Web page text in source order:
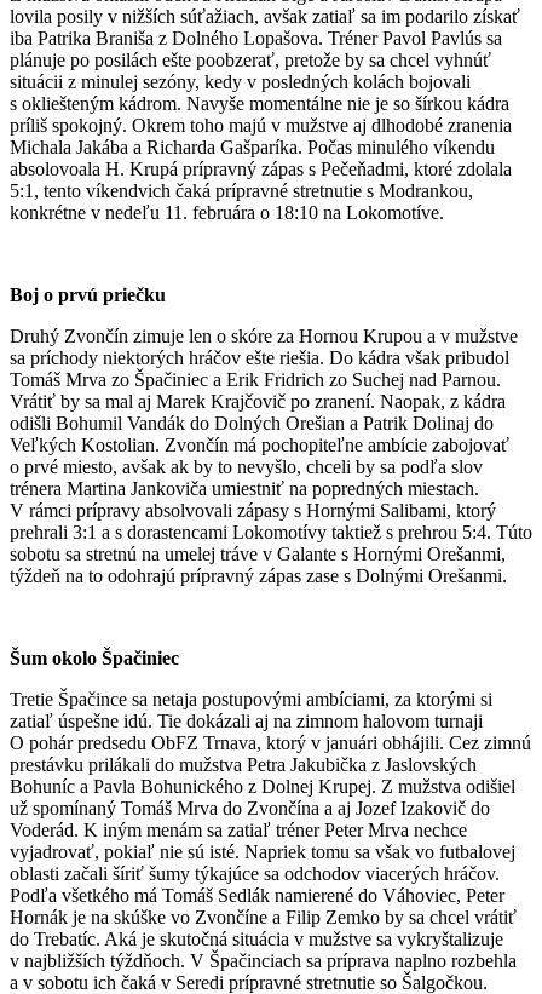
lovila posily v nižších súťažiach, avšak zatiaľ sa im podarilo získať
iba Patrika Braniša z Dolného Lopašova. Tréner Pavol Pavlús sa
plánuje po posilách ešte poobzerať, pretože by sa chcel vyhnúť
situácii z minulej sezóny, kedy v posledných kolách bojovali
s okliešteným kádrom. Navyše momentálne nie je so šírkou kádra
príliš spokojný. Okrem toho majú v mužstve aj dlhodobé zranenia
Michala Jakába a Richarda Gašparíka. Počas minulého víkendu
absolovoala H. Krupá prípravný zápas s Pečeňadmi, ktoré zdolala
5:1, tento víkendvich čaká prípravné stretnutie s Modrankou,
konkrétne v nedeľu 11. februára o 18:10 na Lokomotíve.
Boj o prvú priečku
Druhý Zvončín zimuje len o skóre za Hornou Krupou a v mužstve
sa príchody niektorých hráčov ešte riešia. Do kádra však pribudol
Tomáš Mrva zo Špačiniec a Erik Fridrich zo Suchej nad Parnou.
Vrátiť by sa mal aj Marek Krajčovič po zranení. Naopak, z kádra
odišli Bohumil Vandák do Dolných Orešian a Patrik Dolinaj do
Veľkých Kostolian. Zvončín má pochopiteľne ambície zabojovať
o prvé miesto, avšak ak by to nevyšlo, chceli by sa podľa slov
trénera Martina Jankoviča umiestniť na popredných miestach.
V rámci prípravy absolvovali zápasy s Hornými Salibami, ktorý
prehrali 3:1 a s dorastencami Lokomotívy taktiež s prehrou 5:4. Túto
sobotu sa stretnú na umelej tráve v Galante s Hornými Orešanmi,
týždeň na to odohrajú prípravný zápas zase s Dolnými Orešanmi.
Šum okolo Špačiniec
Tretie Špačince sa netaja postupovými ambíciami, za ktorými si
zatiaľ úspešne idú. Tie dokázali aj na zimnom halovom turnaji
O pohár predsedu ObFZ Trnava, ktorý v januári obhájili. Cez zimnú
prestávku prilákali do mužstva Petra Jakubička z Jaslovských
Bohuníc a Pavla Bohunického z Dolnej Krupej. Z mužstva odišiel
už spomínaný Tomáš Mrva do Zvončína a aj Jozef Izakovič do
Voderád. K iným menám sa zatiaľ tréner Peter Mrva nechce
vyjadrovať, pokiaľ nie sú isté. Napriek tomu sa však vo futbalovej
oblasti začali šíriť šumy týkajúce sa odchodov viacerých hráčov.
Podľa všetkého má Tomáš Sedlák namierené do Váhoviec, Peter
Hornák je na skúške vo Zvončíne a Filip Zemko by sa chcel vrátiť
do Trebatíc. Aká je skutočná situácia v mužstve sa vykryštalizuje
v najbližších týždňoch. V Špačinciach sa príprava naplno rozbehla
a v sobotu ich čaká v Seredi prípravné stretnutie so Šalgočkou.